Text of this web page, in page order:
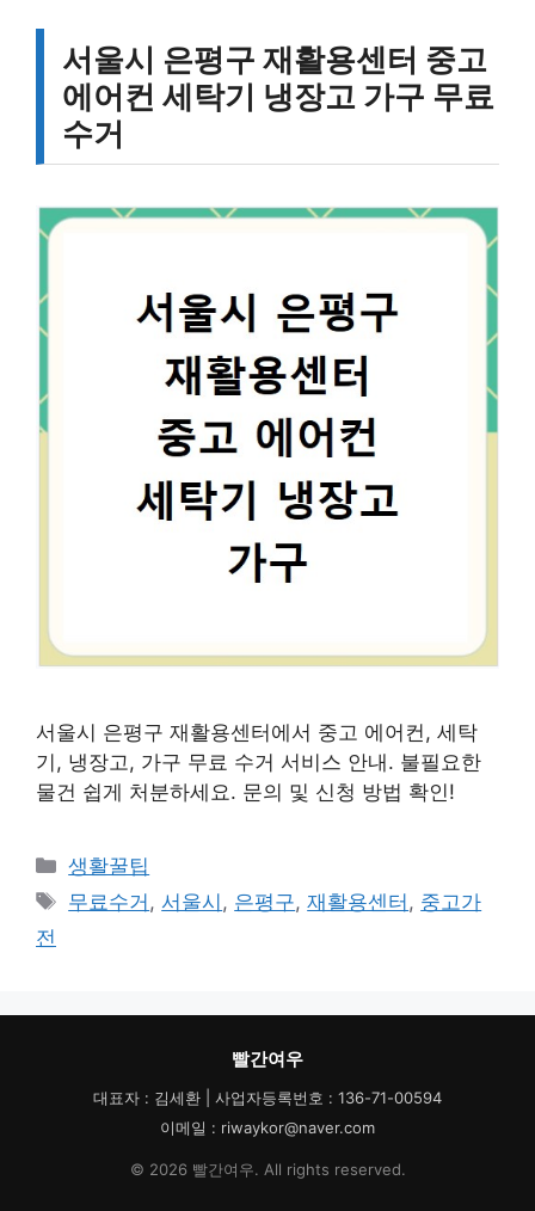
서울시 은평구 재활용센터 중고
에어컨 세탁기 냉장고 가구 무료
수거
서울시 은평구 재활용센터에서 중고 에어컨, 세탁
기, 냉장고, 가구 무료 수거 서비스 안내. 불필요한
물건 쉽게 처분하세요. 문의 및 신청 방법 확인!
카
테
생활꿀팁
태
무료수거 , 서울시 , 은평구,재활용센터 , 중고가
전
빨간여우
대표자 : 김세환 | 사업자등록번호 : 136-71-00594
이메일 : riwaykor@naver.com
© 2026 빨간여우. All rights reserved.